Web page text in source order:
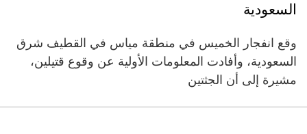
السعودية
وقع انفجار الخميس في منطقة مياس في القطيف شرق
السعودية، وأفادت المعلومات الأولية عن وقوع قتيلين،
مشيرة إلى أن الجثتين